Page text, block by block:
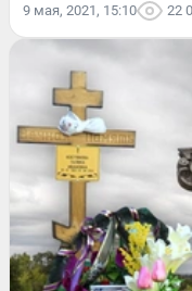
9 мая, 2021, 15:10 22